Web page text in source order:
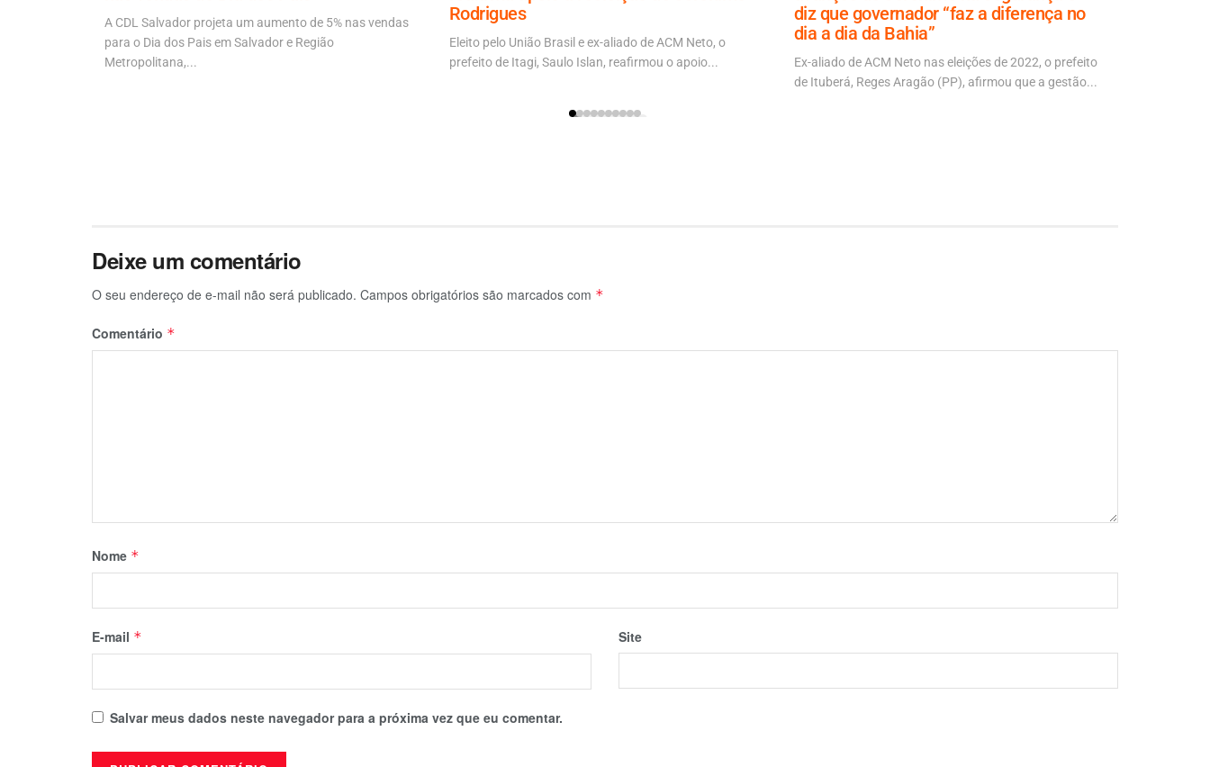
A CDL Salvador projeta um aumento de 5% nas vendas
para o Dia dos Pais em Salvador e Região
Metropolitana,...
Rodrigues
Eleito pelo União Brasil e ex-aliado de ACM Neto, o
prefeito de Itagi, Saulo Islan, reafirmou o apoio...
diz que governador “faz a diferença no
dia a dia da Bahia”
Ex-aliado de ACM Neto nas eleições de 2022, o prefeito
de Ituberá, Reges Aragão (PP), afirmou que a gestão...
Deixe um comentário
O seu endereço de e-mail não será publicado. Campos obrigatórios são marcados com *
Comentário *
Nome *
E-mail * Site
Salvar meus dados neste navegador para a próxima vez que eu comentar.